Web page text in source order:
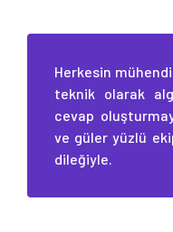
Herkesin
teknik olarak
cevap
ve güler yüzlü
dileğiyle.